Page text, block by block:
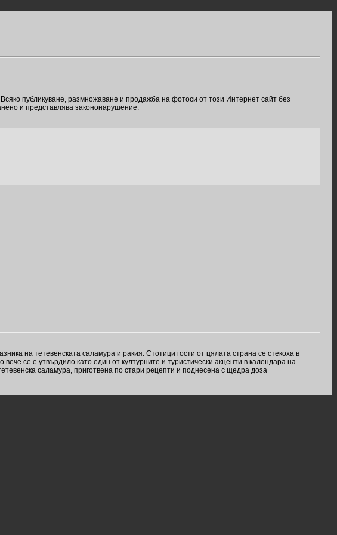
публикуване, размножаване и продажба на фотоси от този Интернет сайт без
и представлява закононарушение.
на тетевенската саламура и ракия. Стотици гости от цялата страна се стекоха в
се е утвърдило като един от културните и туристически акценти в календара на
саламура, приготвена по стари рецепти и поднесена с щедра доза